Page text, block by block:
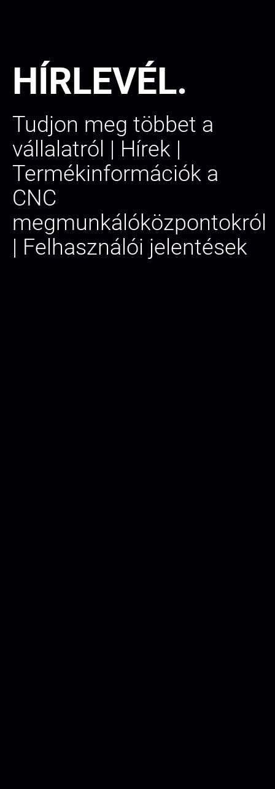
HÍRLEVÉL.
Tudjon meg többet a
vállalatról | Hírek |
Termékinformációk a
CNC
megmunkálóközpontokról
| Felhasználói jelentések